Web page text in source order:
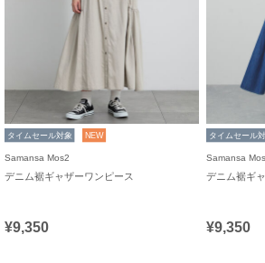
タイムセール対象 NEW
Samansa Mos2
デニム裾ギャザーワンピース
¥9,350
タイムセール
Samansa
デニム裾ギ
¥9,350